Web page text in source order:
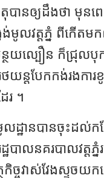
បានឲ្យដឹងថា មុន
វង់មូលវត្តភ្នំ ពីកើ
បឿន ក៏ជ្រុលបុកឡ
យន្ដបែកកង់រងការ
រ ។
ដ្ឋានបានចុះដល់ក
ឋបាលនគរបាលវត្ត
ច្ចវាស់វែងស្ទួចយ